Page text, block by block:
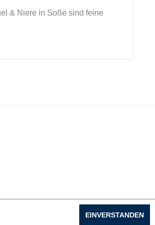
& Niere in Soße sind feine
EINVERSTANDEN